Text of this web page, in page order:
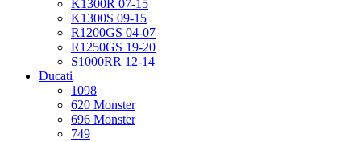
K1300R 07-15
K1300S 09-15
R1200GS 04-07
R1250GS 19-20
S1000RR 12-14
Ducati
1098
620 Monster
696 Monster
749